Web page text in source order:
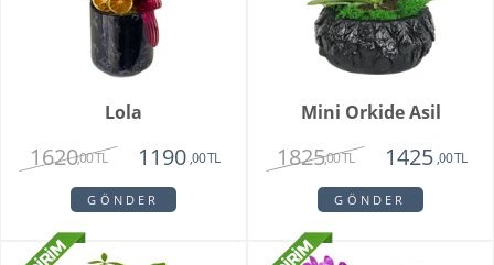
Lola
1620,00 TL 1190 ,00 TL
GÖNDER
Mini Orkide Asil
1825,00 TL 1425 ,00 TL
GÖNDER